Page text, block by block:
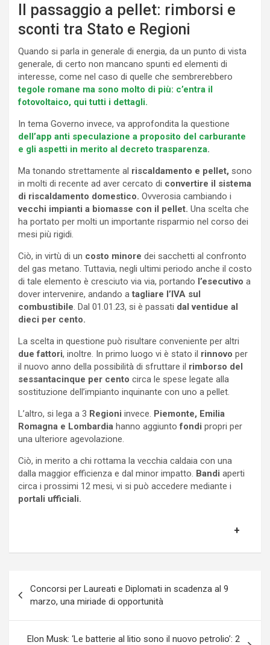
Il passaggio a pellet: rimborsi e
sconti tra Stato e Regioni
Quando si parla in generale di energia, da un punto di vista
generale, di certo non mancano spunti ed elementi di
interesse, come nel caso di quelle che sembrerebbero
tegole romane ma sono molto di più: c’entra il
fotovoltaico, qui tutti i dettagli.
In tema Governo invece, va approfondita la questione
dell’app anti speculazione a proposito del carburante
e gli aspetti in merito al decreto trasparenza.
Ma tonando strettamente al riscaldamento e pellet, sono
in molti di recente ad aver cercato di convertire il sistema
di riscaldamento domestico. Ovverosia cambiando i
vecchi impianti a biomasse con il pellet. Una scelta che
ha portato per molti un importante risparmio nel corso dei
mesi più rigidi.
Ciò, in virtù di un costo minore dei sacchetti al confronto
del gas metano. Tuttavia, negli ultimi periodo anche il costo
di tale elemento è cresciuto via via, portando l’esecutivo a
dover intervenire, andando a tagliare l’IVA sul
combustibile . Dal 01.01.23, si è passati dal ventidue al
dieci per cento.
La scelta in questione può risultare conveniente per altri
due fattori, inoltre. In primo luogo vi è stato il rinnovo per
il nuovo anno della possibilità di sfruttare il rimborso del
sessantacinque per cento circa le spese legate alla
sostituzione dell’impianto inquinante con uno a pellet.
L’altro, si lega a 3 Regioni invece. Piemonte, Emilia
Romagna e Lombardia hanno aggiuntofondi propri per
una ulteriore agevolazione.
Ciò, in merito a chi rottama la vecchia caldaia con una
dalla maggior efficienza e dal minor impatto. Bandi aperti
circa i prossimi 12 mesi, vi si può accedere mediante i
portali ufficiali.
articoli
Concorsi per Laureati e Diplomati in scadenza al 9
marzo, una miriade di opportunità
Elon Musk: ‘Le batterie al litio sono il nuovo petrolio’: 2